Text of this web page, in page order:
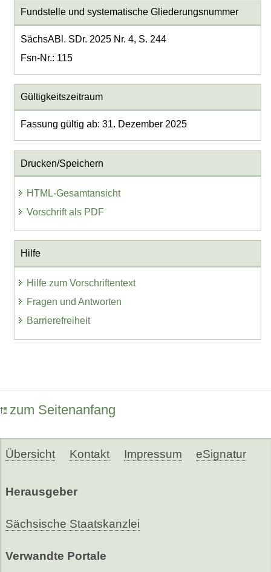
Fundstelle und systematische Gliederungsnummer
SächsABl. SDr. 2025 Nr. 4, S. 244
Fsn-Nr.: 115
Gültigkeitszeitraum
Fassung gültig ab: 31. Dezember 2025
Drucken/Speichern
HTML-Gesamtansicht
Vorschrift als PDF
Hilfe
Hilfe zum Vorschriftentext
Fragen und Antworten
Barrierefreiheit
zum Seitenanfang
Übersicht Kontakt Impressum eSignatur
Herausgeber
Sächsische Staatskanzlei
Verwandte Portale